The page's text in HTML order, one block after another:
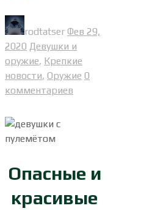
rodtatser Фев 29,
2020 Девушки и
оружие, Крепкие
новости, Оружие 0
комментариев
Опасные и
красивые